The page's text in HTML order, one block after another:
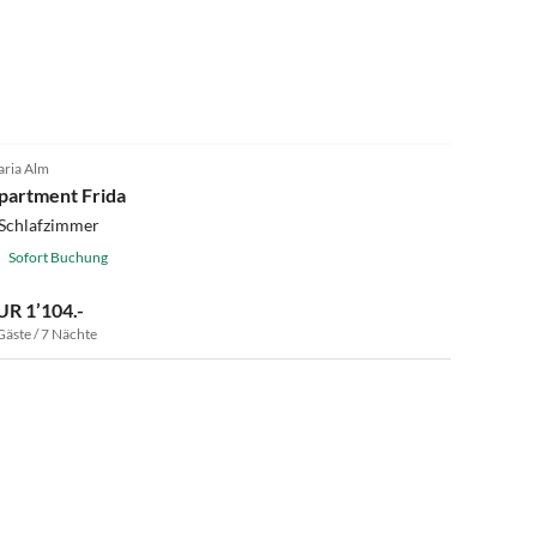
Alm
Frida
Sofort Buchung
1’104.-
/ 7 Nächte